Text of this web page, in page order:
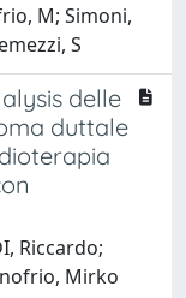
M; Simoni,
S
delle
duttale
Riccardo;
Mirko